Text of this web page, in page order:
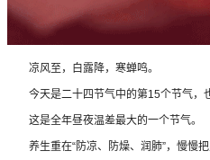
凉风至，白露降，寒蝉鸣。
今天是二十四节气中的第15个节气，
这是全年昼夜温差最大的一个节气。
养生重在“防凉、防燥、润肺”，慢慢把